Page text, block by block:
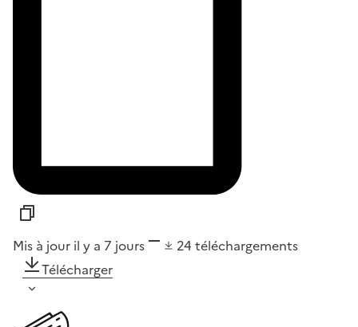
Mis à jour il y a 7 jours 24 téléchargements
Télécharger